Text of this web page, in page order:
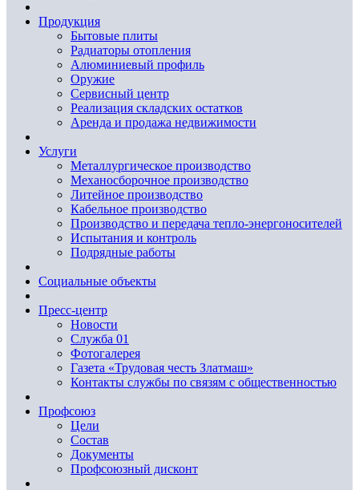
Продукция
Бытовые плиты
Радиаторы отопления
Алюминиевый профиль
Оружие
Сервисный центр
Реализация складских остатков
Аренда и продажа недвижимости
Услуги
Металлургическое производство
Механосборочное производство
Литейное производство
Кабельное производство
Производство и передача тепло-энергоносителей
Испытания и контроль
Подрядные работы
Социальные объекты
Пресс-центр
Новости
Служба 01
Фотогалерея
Газета «Трудовая честь Златмаш»
Контакты службы по связям с общественностью
Профсоюз
Цели
Состав
Документы
Профсоюзный дисконт